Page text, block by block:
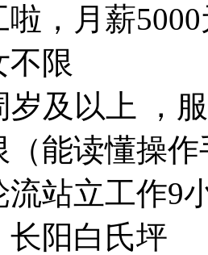
，月薪
不限
岁及以上 ，
（能读懂操
流站立工作9
长阳白氏坪